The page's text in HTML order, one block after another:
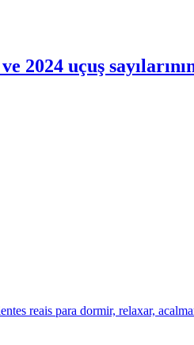
2024 uçuş
reais para dormir, relaxar,